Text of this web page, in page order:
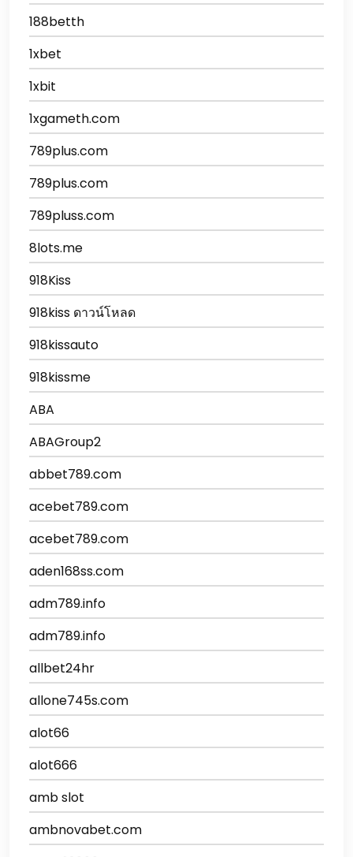
188betth
1xbet
1xbit
1xgameth.com
789plus.com
789plus.com
789pluss.com
8lots.me
918Kiss
918kiss ดาวน์โหลด
918kissauto
918kissme
ABA
ABAGroup2
abbet789.com
acebet789.com
acebet789.com
aden168ss.com
adm789.info
adm789.info
allbet24hr
allone745s.com
alot66
alot666
amb slot
ambnovabet.com